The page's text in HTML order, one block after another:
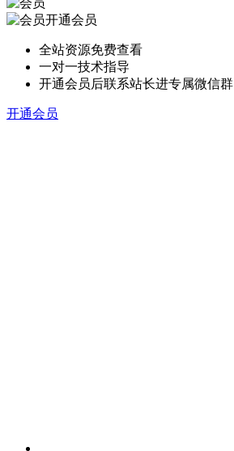
开通会员
全站资源免费查看
一对一技术指导
开通会员后联系站长进专属微信群
开通会员